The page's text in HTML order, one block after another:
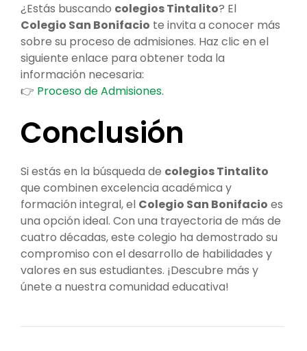
¿Estás buscando colegios Tintalito? El
Colegio San Bonifacio te invita a conocer más
sobre su proceso de admisiones. Haz clic en el
siguiente enlace para obtener toda la
información necesaria:
👉 Proceso de Admisiones.
Conclusión
Si estás en la búsqueda de colegios Tintalito
que combinen excelencia académica y
formación integral, el Colegio San Bonifacio es
una opción ideal. Con una trayectoria de más de
cuatro décadas, este colegio ha demostrado su
compromiso con el desarrollo de habilidades y
valores en sus estudiantes. ¡Descubre más y
únete a nuestra comunidad educativa!